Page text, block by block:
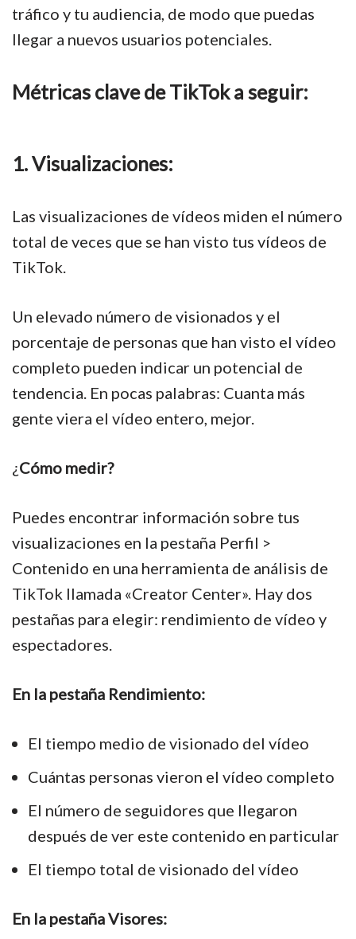
tráfico y tu audiencia, de modo que puedas
llegar a nuevos usuarios potenciales.
Métricas clave de TikTok a seguir:
1. Visualizaciones:
Las visualizaciones de vídeos miden el número
total de veces que se han visto tus vídeos de
TikTok.
Un elevado número de visionados y el
porcentaje de personas que han visto el vídeo
completo pueden indicar un potencial de
tendencia. En pocas palabras: Cuanta más
gente viera el vídeo entero, mejor.
¿Cómo medir?
Puedes encontrar información sobre tus
visualizaciones en la pestaña Perfil >
Contenido en una herramienta de análisis de
TikTok llamada «Creator Center». Hay dos
pestañas para elegir: rendimiento de vídeo y
espectadores.
En la pestaña Rendimiento:
El tiempo medio de visionado del vídeo
Cuántas personas vieron el vídeo completo
El número de seguidores que llegaron
después de ver este contenido en particular
El tiempo total de visionado del vídeo
En la pestaña Visores: